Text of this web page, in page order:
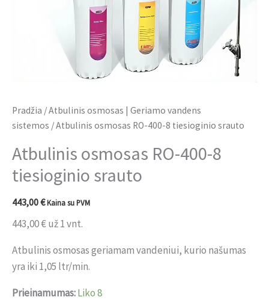
Pradžia /Atbulinis osmosas | Geriamo vandens
sistemos / Atbulinis osmosas RO-400-8 tiesioginio srauto
Atbulinis osmosas RO-400-8
tiesioginio srauto
443,00€Kaina su PVM
443,00€už 1 vnt.
Atbulinis osmosas geriamam vandeniui, kurio našumas
yra iki 1,05 ltr/min.
Prieinamumas:Liko 8